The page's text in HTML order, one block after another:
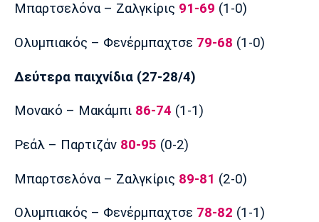
Μπορούσια
Ντόρτμουντ
Ζερμέν
Μαρσέιγ
Ερυθρός
Μπαρτσελόνα – Ζαλγκίρις 91-69 (1-0)
Ολυμπιακός – Φενέρμπαχτσε 79-68 (1-0)
Δεύτερα παιχνίδια (27-28/4)
Μονακό – Μακάμπι 86-74 (1-1)
Ρεάλ – Παρτιζάν 80-95 (0-2)
Μπαρτσελόνα – Ζαλγκίρις 89-81 (2-0)
Ολυμπιακός – Φενέρμπαχτσε 78-82 (1-1)